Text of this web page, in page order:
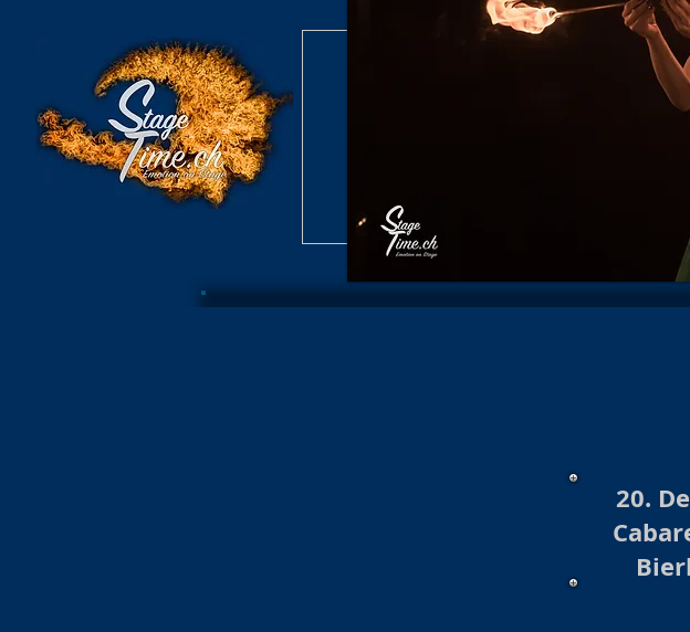
Burlesque Shows 2025/26
Burlesque Revues Archiv 2018/19
20.